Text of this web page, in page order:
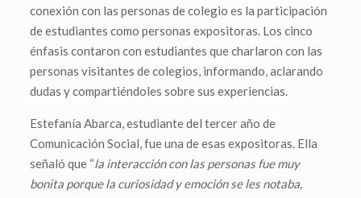
conexión con las personas de colegio es la participación
de estudiantes como personas expositoras. Los cinco
énfasis contaron con estudiantes que charlaron con las
personas visitantes de colegios, informando, aclarando
dudas y compartiéndoles sobre sus experiencias.
Estefanía Abarca, estudiante del tercer año de
Comunicación Social, fue una de esas expositoras. Ella
señaló que “la interacción con las personas fue muy
bonita porque la curiosidad y emoción se les notaba,